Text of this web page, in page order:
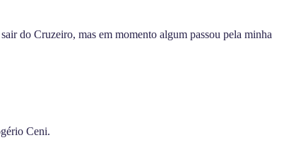
do Cruzeiro, mas em momento algum passou pela minha
Ceni.